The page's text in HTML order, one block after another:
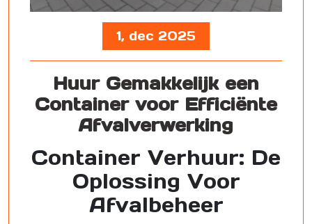
1, dec 2025
Huur Gemakkelijk een
Container voor Efficiënte
Afvalverwerking
Container Verhuur: De
Oplossing Voor
Afvalbeheer